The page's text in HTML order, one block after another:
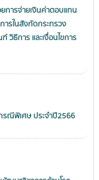
การจ่ายเงินค่าตอบแทน
รในสังกัดกระทรวง
ธีการ และเงื่อนไขการ
รณีพิเศษ ประจำปี2566